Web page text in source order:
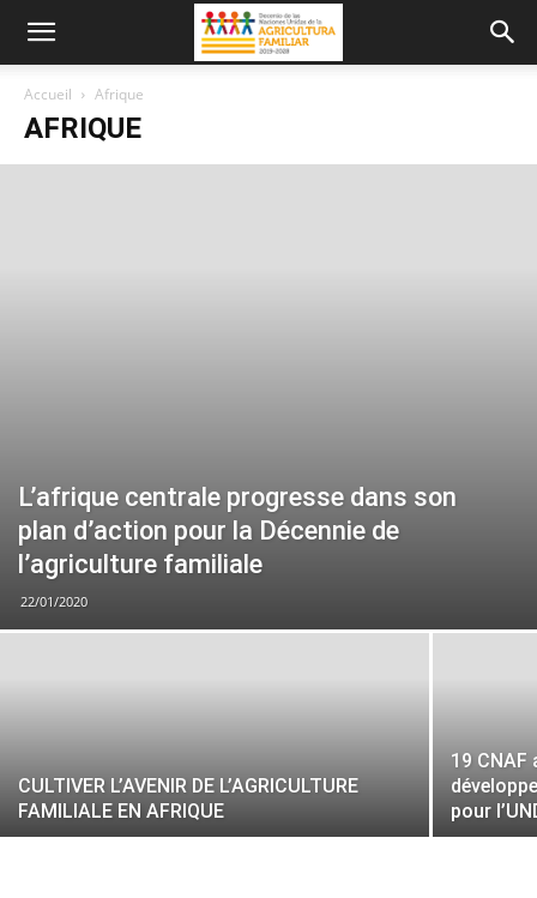
Accueil Afrique
AFRIQUE
L’afrique centrale progresse dans son
plan d’action pour la Décennie de
l’agriculture familiale
22/01/2020
CULTIVER L’AVENIR DE L’AGRICULTURE
FAMILIALE EN AFRIQUE
19
pour